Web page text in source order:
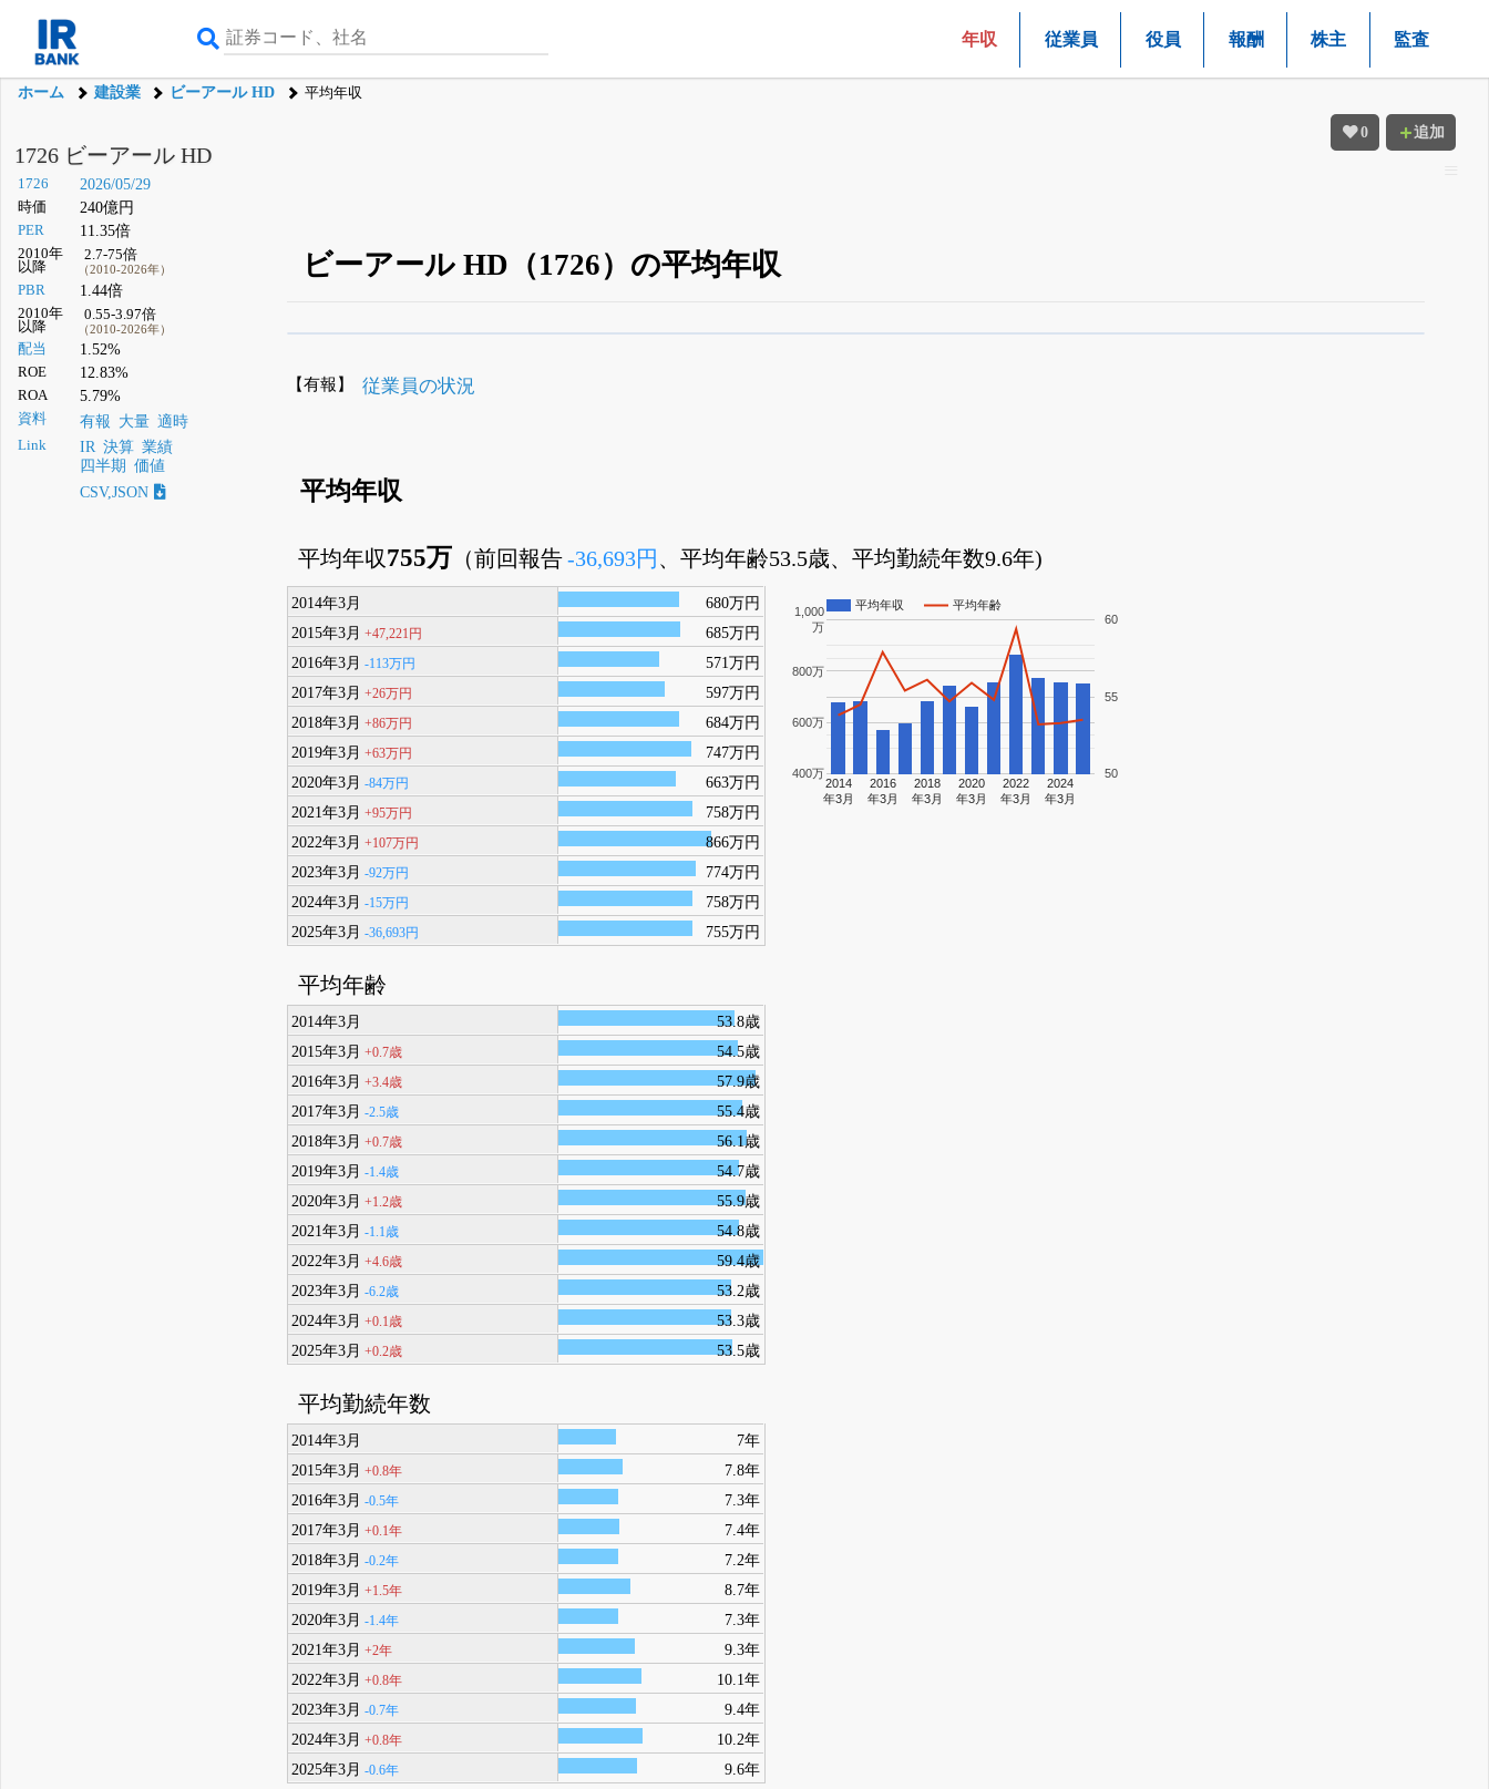
年収 従業員 役員 報酬 株主 監査
ホーム 建設業 ビーアール HD 平均年収
0 追加
1726 ビーアール HD
1726 2026/05/29
時価 240億円
PER 11.35倍
2010年
以降
2.7-75倍
（2010-2026年）
PBR 1.44倍
2010年
以降
0.55-3.97倍
（2010-2026年）
配当 1.52%
ROE 12.83%
ROA 5.79%
資料 有報 大量 適時
Link IR 決算 業績
四半期
価値
CSV,JSON
ビーアール HD（1726）の平均年収
無料でβ版をはじめる
【有報】 従業員の状況
平均年収
平均年収755万 （前回報告-36,693円 、平均年齢53.5歳、平均勤続年数9.6年)
2014年3月
680万円
2015年3月+47,221円
685万円
2016年3月-113万円
571万円
2017年3月+26万円
597万円
2018年3月+86万円
684万円
2019年3月+63万円
747万円
2020年3月-84万円
663万円
2021年3月+95万円
758万円
2022年3月+107万円
866万円
2023年3月-92万円
774万円
2024年3月-15万円
758万円
2025年3月-36,693円 755万円
平均年齢
2014年3月
53.8歳
2015年3月+0.7歳
54.5歳
2016年3月+3.4歳
57.9歳
2017年3月-2.5歳
55.4歳
2018年3月+0.7歳
56.1歳
2019年3月-1.4歳
54.7歳
2020年3月+1.2歳
55.9歳
2021年3月-1.1歳
54.8歳
2022年3月+4.6歳
59.4歳
2023年3月-6.2歳
53.2歳
2024年3月+0.1歳
53.3歳
2025年3月+0.2歳 53.5歳
平均勤続年数
2014年3月
7年
2015年3月+0.8年
7.8年
2016年3月-0.5年
7.3年
2017年3月+0.1年
7.4年
2018年3月-0.2年
7.2年
2019年3月+1.5年
8.7年
2020年3月-1.4年
7.3年
2021年3月+2年
9.3年
2022年3月+0.8年
10.1年
2023年3月-0.7年
9.4年
2024年3月+0.8年
10.2年
2025年3月-0.6年 9.6年
平均年収 平均年齢
2014
年3月
2016
年3月
2018
年3月
2020
年3月
2022
年3月
2024
年3月
400万
600万
800万
1,000
万
50
55
60